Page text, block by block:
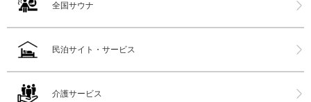
全国サウナ
民泊サイト・サービス
介護サービス